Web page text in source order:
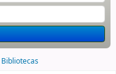
Bibliotecas